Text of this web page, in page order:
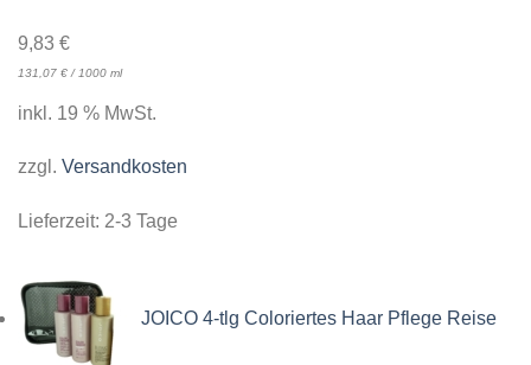
9,83 €
131,07 € / 1000 ml
inkl. 19 % MwSt.
zzgl. Versandkosten
Lieferzeit: 2-3 Tage
JOICO 4-tlg Coloriertes Haar Pflege Reise